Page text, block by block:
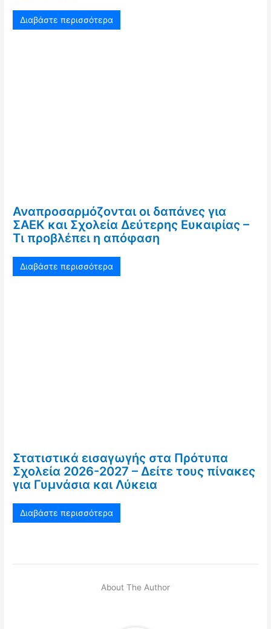
Διαβάστε περισσότερα
Αναπροσαρμόζονται οι δαπάνες για
ΣΑΕΚ και Σχολεία Δεύτερης Ευκαιρίας –
Τι προβλέπει η απόφαση
Διαβάστε περισσότερα
Στατιστικά εισαγωγής στα Πρότυπα
Σχολεία 2026-2027 – Δείτε τους πίνακες
για Γυμνάσια και Λύκεια
Διαβάστε περισσότερα
About The Author